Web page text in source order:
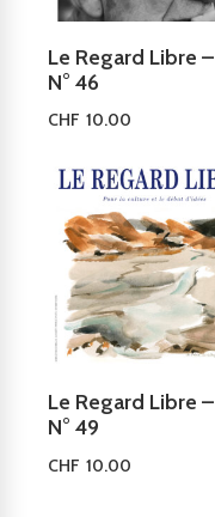
Le Regard Libre –
N° 46
CHF 10.00
Le Regard Libre –
N° 49
CHF 10.00